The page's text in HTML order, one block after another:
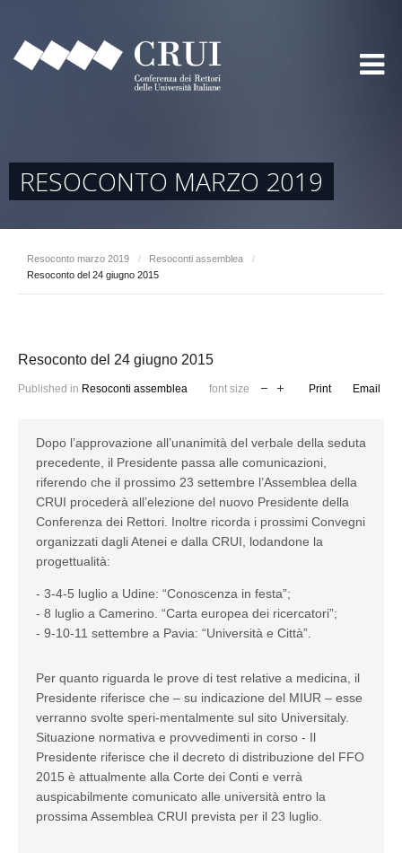
RESOCONTO MARZO 2019
Resoconto marzo 2019 / Resoconti assemblea
/
Resoconto del 24 giugno 2015
Resoconto del 24 giugno 2015
Published in Resoconti assemblea font size Print Email
Dopo l’approvazione all’unanimità del verbale della seduta
precedente, il Presidente passa alle comunicazioni,
riferendo che il prossimo 23 settembre l’Assemblea della
CRUI procederà all’elezione del nuovo Presidente della
Conferenza dei Rettori. Inoltre ricorda i prossimi Convegni
organizzati dagli Atenei e dalla CRUI, lodandone la
progettualità:
- 3-4-5 luglio a Udine: “Conoscenza in festa”;
- 8 luglio a Camerino. “Carta europea dei ricercatori”;
- 9-10-11 settembre a Pavia: “Università e Città”.
Per quanto riguarda le prove di test relative a medicina, il
Presidente riferisce che – su indicazione del MIUR – esse
verranno svolte speri-mentalmente sul sito Universitaly.
Situazione normativa e provvedimenti in corso - Il
Presidente riferisce che il decreto di distribuzione del FFO
2015 è attualmente alla Corte dei Conti e verrà
auspicabilmente comunicato alle università entro la
prossima Assemblea CRUI prevista per il 23 luglio.